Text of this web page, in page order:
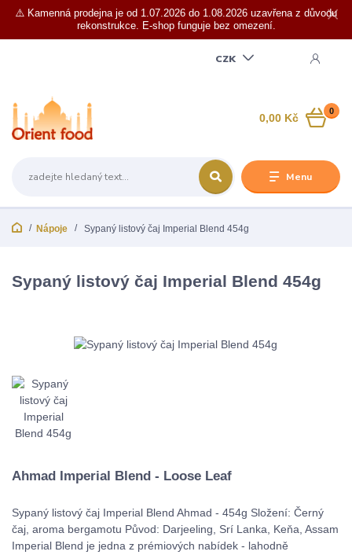
⚠️ Kamenná prodejna je od 1.07.2026 do 1.08.2026 uzavřena z důvodu
rekonstrukce. E-shop funguje bez omezení.
Menu
CZK
0
0,00 Kč
Nápoje Sypaný listový čaj Imperial Blend 454g
Sypaný listový čaj Imperial Blend 454g
Ahmad Imperial Blend - Loose Leaf
Sypaný listový čaj Imperial Blend Ahmad - 454g Složení: Černý
čaj, aroma bergamotu Původ: Darjeeling, Srí Lanka, Keňa, Assam
Imperial Blend je jedna z prémiových nabídek - lahodně